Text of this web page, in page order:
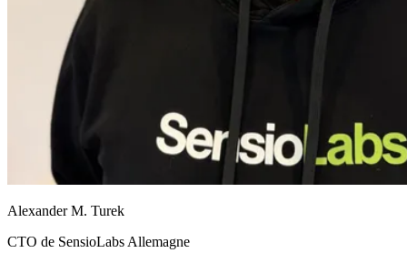
Alexander M. Turek
CTO de SensioLabs Allemagne